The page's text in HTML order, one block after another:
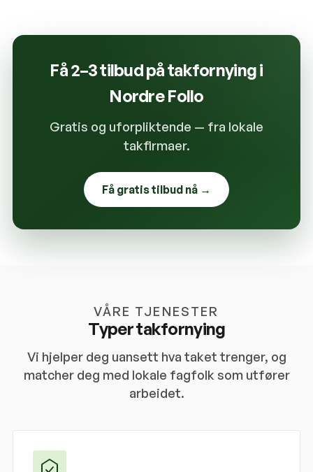
Få 2–3 tilbud på takfornying i
Nordre Follo
Gratis og uforpliktende — fra lokale
takfirmaer.
Få gratis tilbud nå →
VÅRE TJENESTER
Typer takfornying
Vi hjelper deg uansett hva taket trenger, og
matcher deg med lokale fagfolk som utfører
arbeidet.